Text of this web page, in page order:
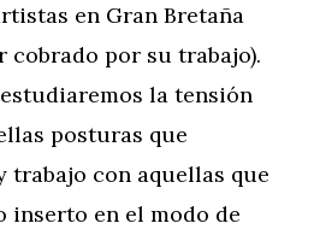
en Gran Bretaña
cobrado por su trabajo).
la tensión
posturas que
trabajo con aquellas que
inserto en el modo de